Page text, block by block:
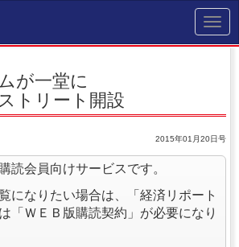
が一堂に
トリート開設
2015年01月20日号
読会員向けサービスです。
になりたい場合は、「経済リポート
「ＷＥＢ版購読契約」が必要になり